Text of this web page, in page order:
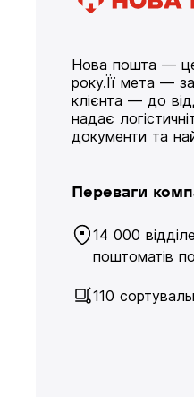
Нова пошта — це
року.Її мета —
клієнта — до
надає
документи та
Переваги
14 000
поштоматів по
110